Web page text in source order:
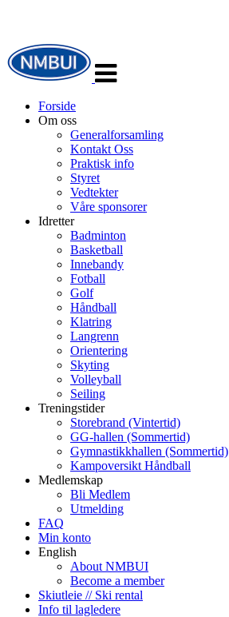
navigasjon
Forside
Om oss
Generalforsamling
Kontakt Oss
Praktisk info
Styret
Vedtekter
Våre sponsorer
Idretter
Badminton
Basketball
Innebandy
Fotball
Golf
Håndball
Klatring
Langrenn
Orientering
Skyting
Volleyball
Seiling
Treningstider
Storebrand (Vintertid)
GG-hallen (Sommertid)
Gymnastikkhallen (Sommertid)
Kampoversikt Håndball
Medlemskap
Bli Medlem
Utmelding
FAQ
Min konto
English
About NMBUI
Become a member
Skiutleie // Ski rental
Info til lagledere